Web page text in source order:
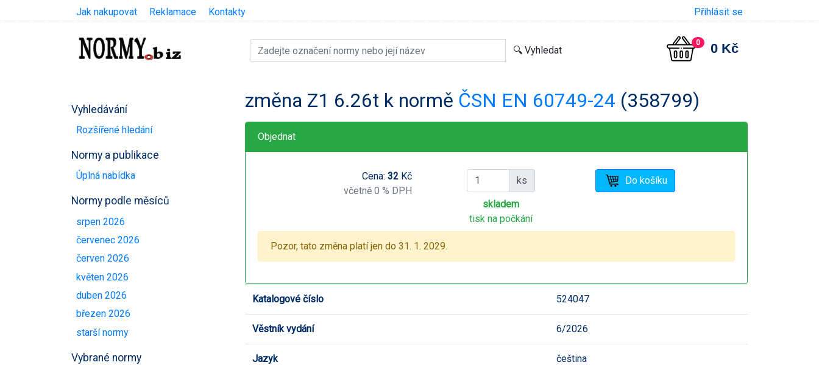
Jak nakupovat Reklamace Kontakty Přihlásit se
0 0 Kč
Vyhledávání
Rozšířené hledání
Normy a publikace
Úplná nabídka
Normy podle měsíců
srpen 2026
červenec 2026
červen 2026
květen 2026
duben 2026
březen 2026
starší normy
Vybrané normy
změna Z1 6.26t k normě ČSN EN 60749-24 (358799)
Objednat
Cena: 32Kč
včetně 0 % DPH
ks
skladem
tisk na počkání
Pozor, tato změna platí jen do 31. 1. 2029.
Katalogové číslo 524047
Věstník vydání 6/2026
Jazyk čeština